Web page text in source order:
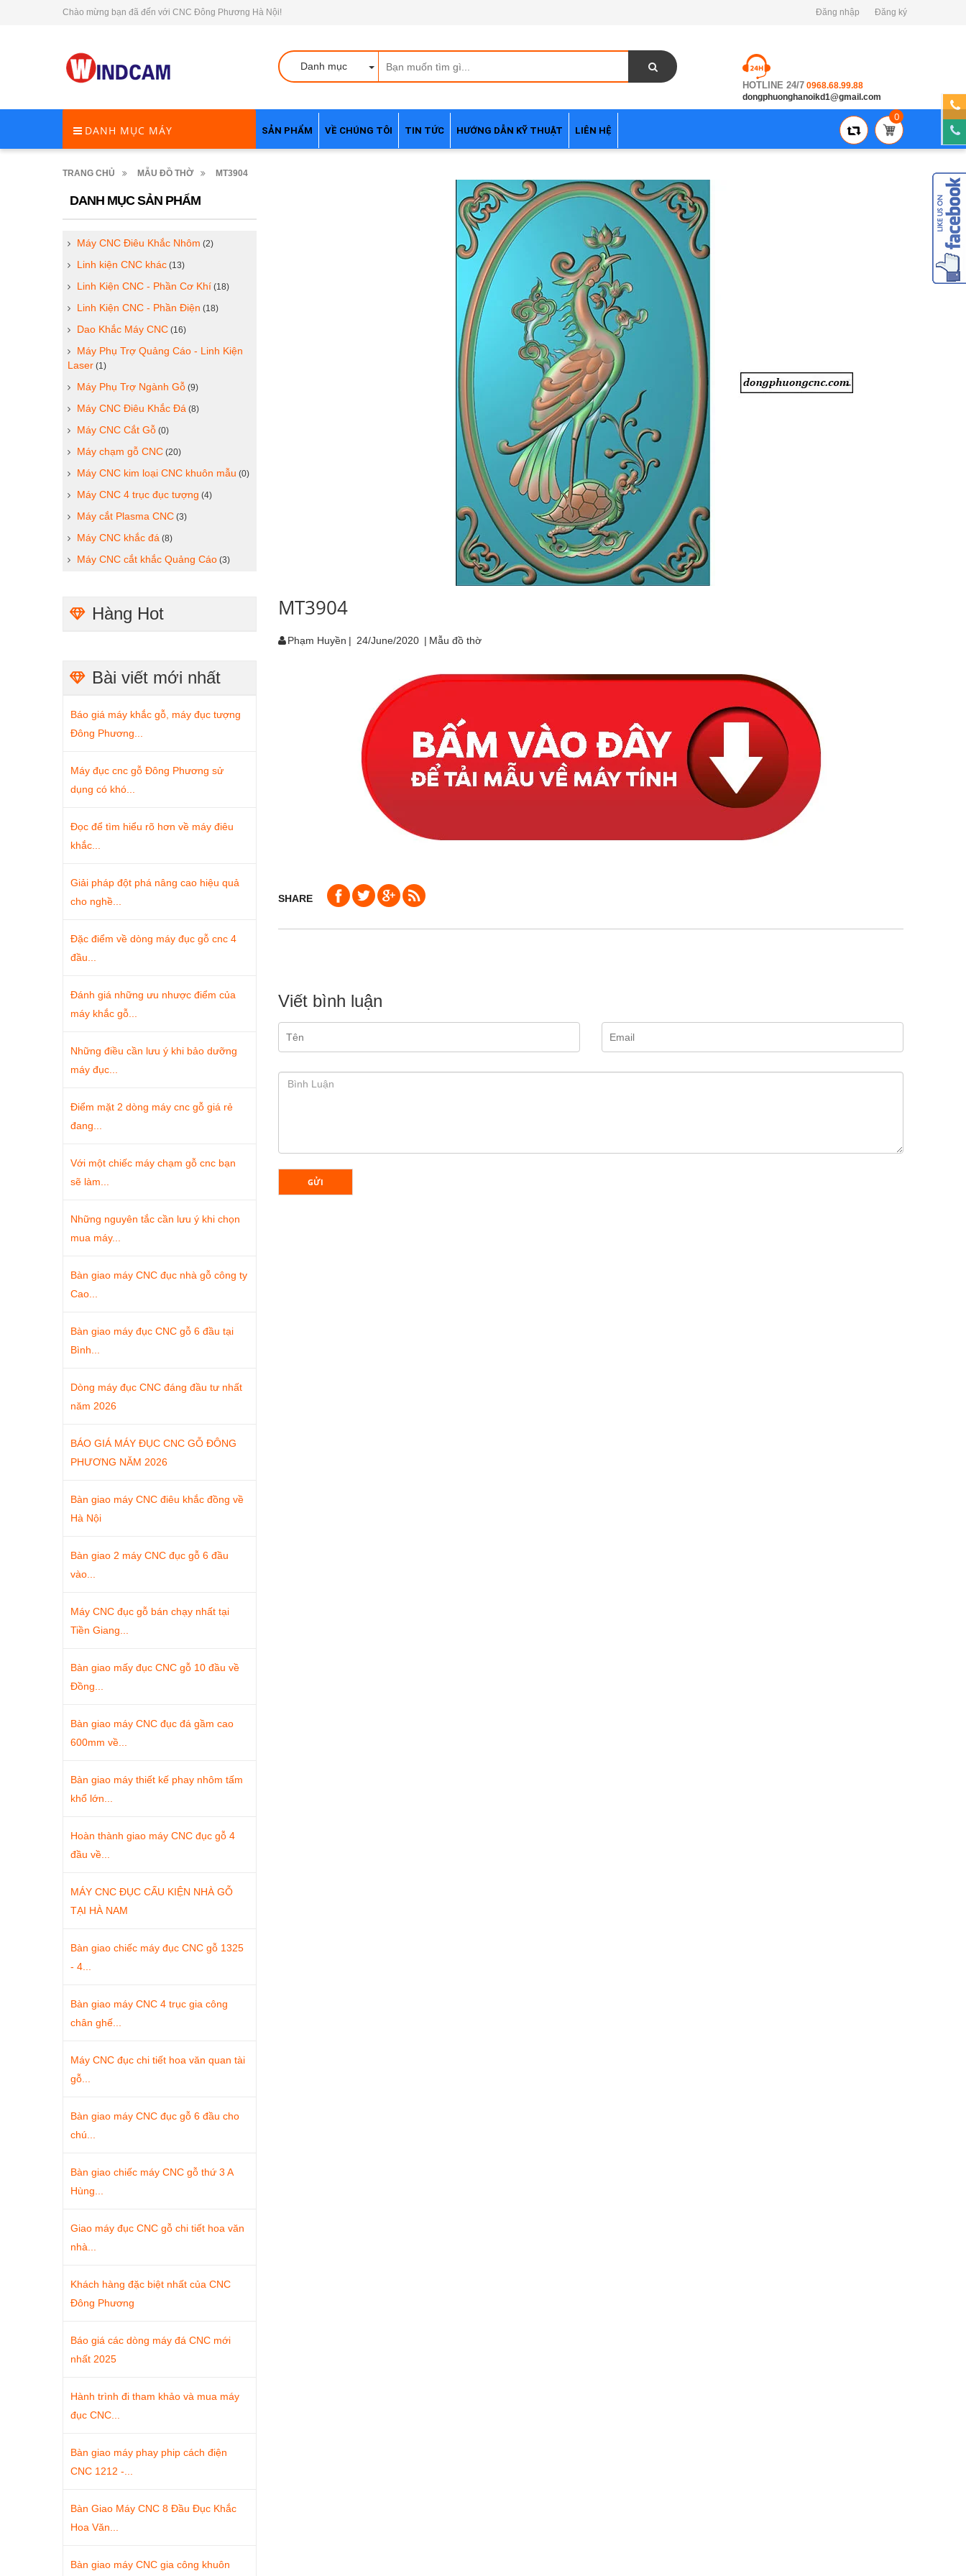
Chào mừng bạn đã đến với CNC Đông Phương Hà Nội! Đăng nhập Đăng ký
Danh mục
HOTLINE 24/7 0968.68.99.88
dongphuonghanoikd1@gmail.com
DANH MỤC MÁY SẢN PHẨM VỀ CHÚNG TÔI TIN TỨC HƯỚNG DẪN KỸ THUẬT LIÊN HỆ
0
TRANG CHỦ MẪU ĐỒ THỜ MT3904
DANH MỤC SẢN PHẨM
Máy CNC Điêu Khắc Nhôm (2)
Linh kiện CNC khác (13)
Linh Kiện CNC - Phần Cơ Khí (18)
Linh Kiện CNC - Phần Điện (18)
Dao Khắc Máy CNC (16)
Máy Phụ Trợ Quảng Cáo - Linh Kiện
Laser (1)
Máy Phụ Trợ Ngành Gỗ (9)
Máy CNC Điêu Khắc Đá (8)
Máy CNC Cắt Gỗ (0)
Máy chạm gỗ CNC (20)
Máy CNC kim loại CNC khuôn mẫu (0)
Máy CNC 4 trục đục tượng (4)
Máy cắt Plasma CNC (3)
Máy CNC khắc đá (8)
Máy CNC cắt khắc Quảng Cáo (3)
Hàng Hot
Bài viết mới nhất
Báo giá máy khắc gỗ, máy đục tượng
Đông Phương...
Máy đục cnc gỗ Đông Phương sử
dụng có khó...
Đọc để tìm hiểu rõ hơn về máy điêu
khắc...
Giải pháp đột phá nâng cao hiệu quả
cho nghề...
Đặc điểm về dòng máy đục gỗ cnc 4
đầu...
Đánh giá những ưu nhược điểm của
máy khắc gỗ...
Những điều cần lưu ý khi bảo dưỡng
máy đục...
Điểm mặt 2 dòng máy cnc gỗ giá rẻ
đang...
Với một chiếc máy chạm gỗ cnc bạn
sẽ làm...
Những nguyên tắc cần lưu ý khi chọn
mua máy...
Bàn giao máy CNC đục nhà gỗ công ty
Cao...
Bàn giao máy đục CNC gỗ 6 đầu tại
Bình...
Dòng máy đục CNC đáng đầu tư nhất
năm 2026
BÁO GIÁ MÁY ĐỤC CNC GỖ ĐÔNG
PHƯƠNG NĂM 2026
Bàn giao máy CNC điêu khắc đồng về
Hà Nội
Bàn giao 2 máy CNC đục gỗ 6 đầu
vào...
Máy CNC đục gỗ bán chạy nhất tại
Tiền Giang...
Bàn giao mấy đục CNC gỗ 10 đầu về
Đồng...
Bàn giao máy CNC đục đá gầm cao
600mm về...
Bàn giao máy thiết kế phay nhôm tấm
khổ lớn...
Hoàn thành giao máy CNC đục gỗ 4
đầu về...
MÁY CNC ĐỤC CẤU KIỆN NHÀ GỖ
TẠI HÀ NAM
Bàn giao chiếc máy đục CNC gỗ 1325
- 4...
Bàn giao máy CNC 4 trục gia công
chân ghế...
Máy CNC đục chi tiết hoa văn quan tài
gỗ...
Bàn giao máy CNC đục gỗ 6 đầu cho
chú...
Bàn giao chiếc máy CNC gỗ thứ 3 A
Hùng...
Giao máy đục CNC gỗ chi tiết hoa văn
nhà...
Khách hàng đặc biệt nhất của CNC
Đông Phương
Báo giá các dòng máy đá CNC mới
nhất 2025
Hành trình đi tham khảo và mua máy
đục CNC...
Bàn giao máy phay phip cách điện
CNC 1212 -...
Bàn Giao Máy CNC 8 Đầu Đục Khắc
Hoa Văn...
Bàn giao máy CNC gia công khuôn
MT3904
Phạm Huyền | 24/June/2020 | Mẫu đồ thờ
SHARE
Viết bình luận
GỬI